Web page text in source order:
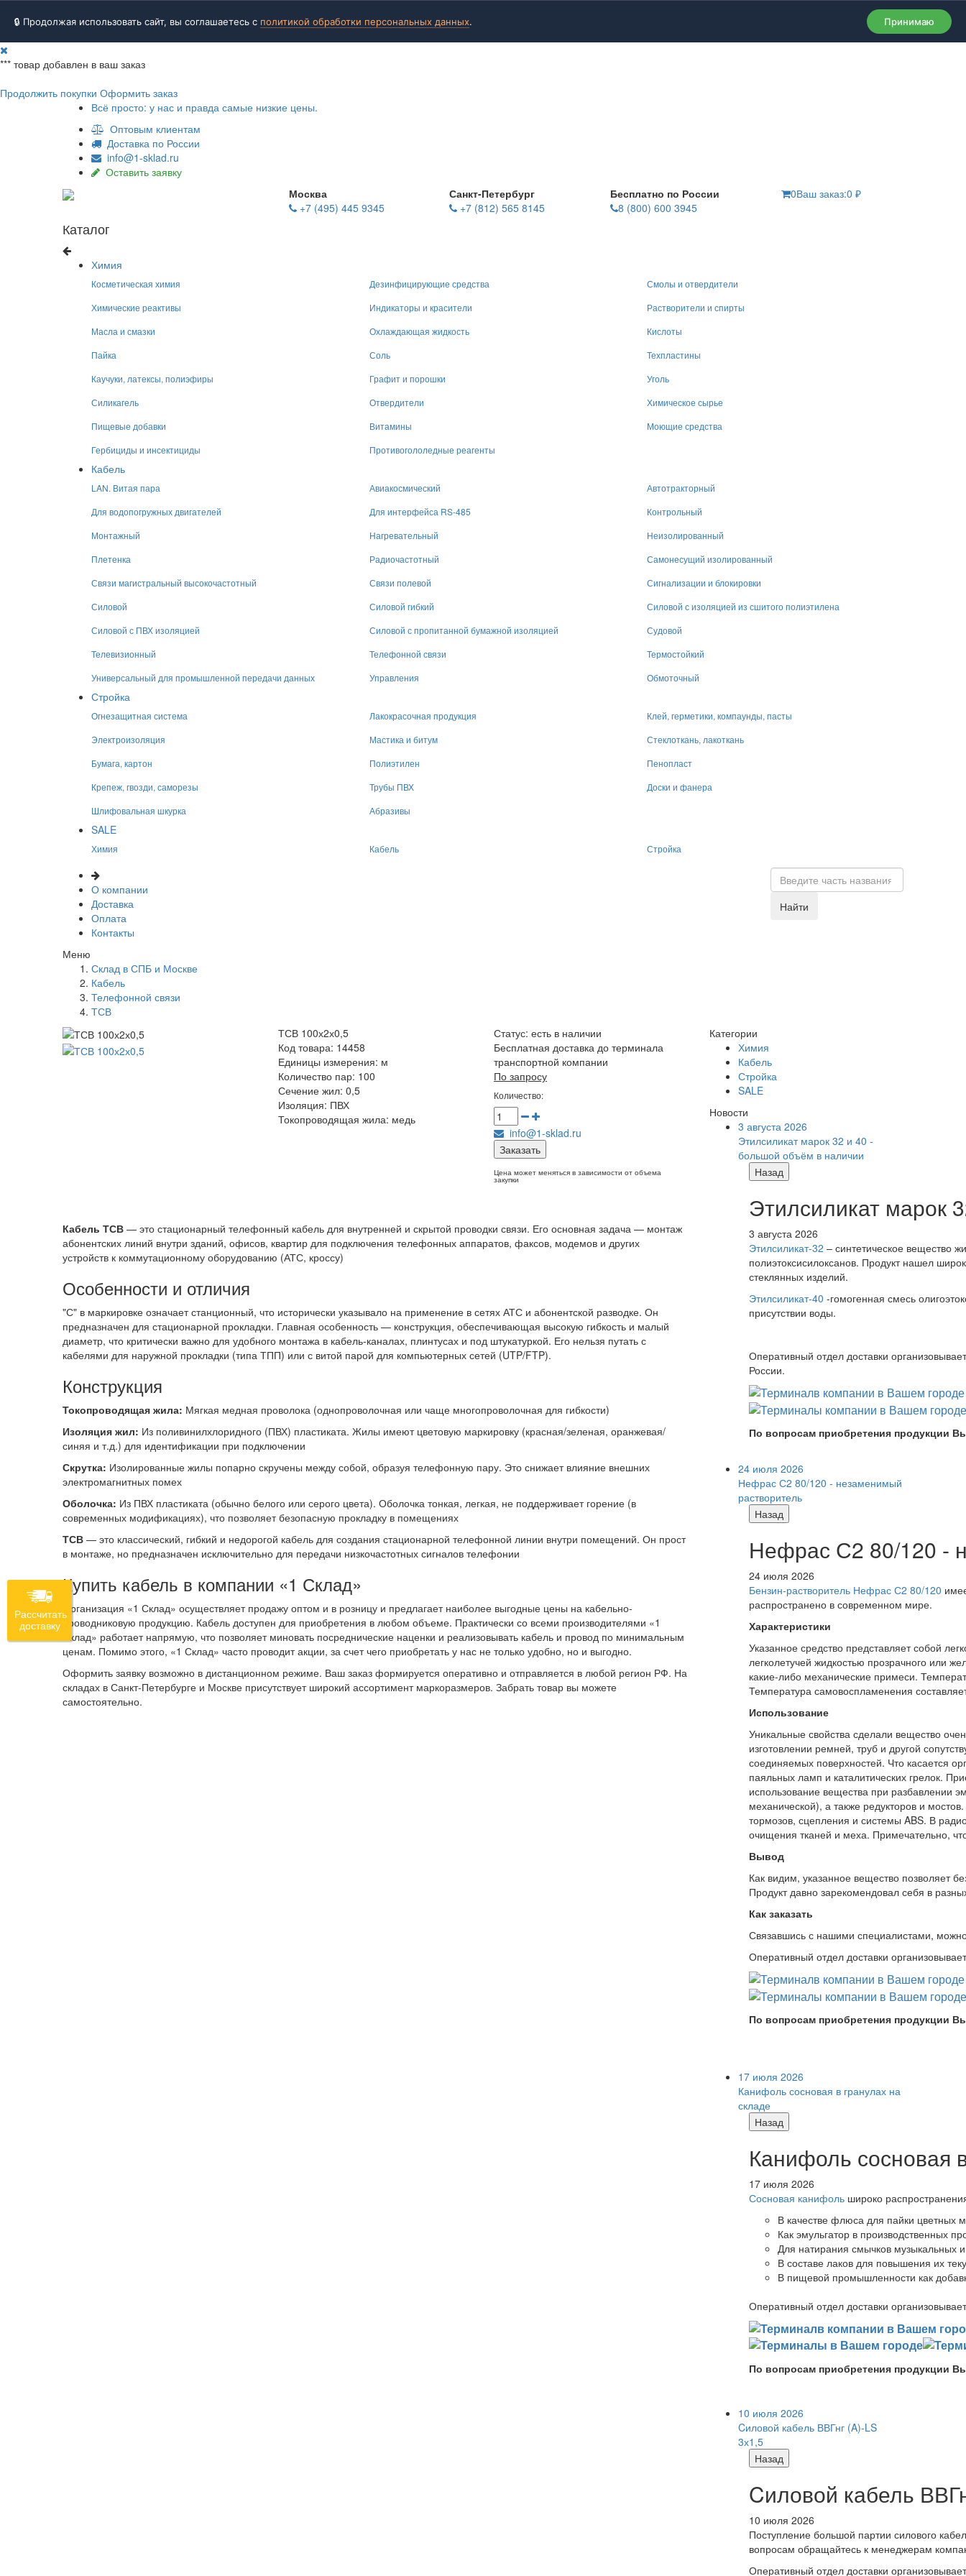
🔒 Продолжая использовать сайт, вы соглашаетесь с политикой обработки персональных данных. Принимаю
*** товар добавлен в ваш заказ
Продолжить покупки Оформить заказ
Всё просто: у нас и правда самые низкие цены.
Оптовым клиентам
Доставка по России
info@1-sklad.ru
Оставить заявку
Москва
+7 (495) 445 9345
Санкт-Петербург
+7 (812) 565 8145
Бесплатно по России
8 (800) 600 3945
0Ваш заказ:0 ₽
Каталог
Химия
Косметическая химия Дезинфицирующие средства
Смолы и отвердители
Химические реактивы
Индикаторы и красители
Растворители и спирты
Масла и смазки
Охлаждающая жидкость
Кислоты
Пайка
Соль
Техпластины
Каучуки, латексы, полиэфиры
Графит и порошки
Уголь
Силикагель
Отвердители
Химическое сырье
Пищевые добавки
Витамины
Моющие средства
Гербициды и инсектициды
Противогололедные реагенты
Кабель
LAN. Витая пара Авиакосмический
Автотракторный
Для водопогружных двигателей
Для интерфейса RS-485
Контрольный
Монтажный
Нагревательный
Неизолированный
Плетенка
Радиочастотный
Самонесущий изолированный
Связи магистральный высокочастотный
Связи полевой
Сигнализации и блокировки
Силовой
Силовой гибкий
Силовой с изоляцией из сшитого полиэтилена
Силовой с ПВХ изоляцией
Силовой с пропитанной бумажной изоляцией
Судовой
Телевизионный
Телефонной связи
Термостойкий
Универсальный для промышленной передачи данных
Управления Обмоточный
Стройка
Огнезащитная система Лакокрасочная продукция
Клей, герметики, компаунды, пасты
Электроизоляция
Мастика и битум
Стеклоткань, лакоткань
Бумага, картон
Полиэтилен
Пенопласт
Крепеж, гвозди, саморезы
Трубы ПВХ
Доски и фанера
Шлифовальная шкурка
Абразивы
SALE
Химия Кабель Стройка
О компании
Доставка
Оплата
Контакты
Найти
Меню
Склад в СПБ и Москве
Кабель
Телефонной связи
ТСВ
ТСВ 100х2х0,5
Код товара: 14458
Единицы измерения: м
Количество пар: 100
Сечение жил: 0,5
Изоляция: ПВХ
Токопроводящая жила: медь
Статус: есть в наличии
Бесплатная доставка до терминала
транспортной компании
По запросу
Количество:
info@1-sklad.ru
Заказать
Цена может меняться в зависимости от объема
закупки
Кабель ТСВ — это стационарный телефонный кабель для внутренней и скрытой проводки связи. Его основная задача — монтаж
абонентских линий внутри зданий, офисов, квартир для подключения телефонных аппаратов, факсов, модемов и других
устройств к коммутационному оборудованию (АТС, кроссу)
Особенности и отличия
"С" в маркировке означает станционный, что исторически указывало на применение в сетях АТС и абонентской разводке. Он
предназначен для стационарной прокладки. Главная особенность — конструкция, обеспечивающая высокую гибкость и малый
диаметр, что критически важно для удобного монтажа в кабель-каналах, плинтусах и под штукатуркой. Его нельзя путать с
кабелями для наружной прокладки (типа ТПП) или с витой парой для компьютерных сетей (UTP/FTP).
Конструкция
Токопроводящая жила: Мягкая медная проволока (однопроволочная или чаще многопроволочная для гибкости)
Изоляция жил: Из поливинилхлоридного (ПВХ) пластиката. Жилы имеют цветовую маркировку (красная/зеленая, оранжевая/
синяя и т.д.) для идентификации при подключении
Скрутка: Изолированные жилы попарно скручены между собой, образуя телефонную пару. Это снижает влияние внешних
электромагнитных помех
Оболочка: Из ПВХ пластиката (обычно белого или серого цвета). Оболочка тонкая, легкая, не поддерживает горение (в
современных модификациях), что позволяет безопасную прокладку в помещениях
ТСВ — это классический, гибкий и недорогой кабель для создания стационарной телефонной линии внутри помещений. Он прост
в монтаже, но предназначен исключительно для передачи низкочастотных сигналов телефонии
Купить кабель в компании «1 Склад»
Организация «1 Склад» осуществляет продажу оптом и в розницу и предлагает наиболее выгодные цены на кабельно-
проводниковую продукцию. Кабель доступен для приобретения в любом объеме. Практически со всеми производителями «1
Склад» работает напрямую, что позволяет миновать посреднические наценки и реализовывать кабель и провод по минимальным
ценам. Помимо этого, «1 Склад» часто проводит акции, за счет чего приобретать у нас не только удобно, но и выгодно.
Оформить заявку возможно в дистанционном режиме. Ваш заказ формируется оперативно и отправляется в любой регион РФ. На
складах в Санкт-Петербурге и Москве присутствует широкий ассортимент маркоразмеров. Забрать товар вы можете
самостоятельно.
Категории
Химия
Кабель
Стройка
SALE
Новости
3 августа 2026
Этилсиликат марок 32 и 40 -
большой объём в наличии
Назад
Этилсиликат марок
3 августа 2026
Этилсиликат-32 – синтетическое вещество
полиэтоксисилоксанов. Продукт нашел
стеклянных изделий.
Этилсиликат-40 -гомогенная смесь
присутствии воды.
Оперативный отдел доставки
России.
По вопросам приобретения продукции
24 июля 2026
Нефрас С2 80/120 - незаменимый
растворитель
Назад
Нефрас С2 80/120 -
24 июля 2026
Бензин-растворитель Нефрас С2 80/120
распространено в современном мире.
Характеристики
Указанное средство представляет собой
легколетучей жидкостью прозрачного или
какие-либо механические примеси.
Температура самовоспламенения
Использование
Уникальные свойства сделали вещество
изготовлении ремней, труб и другой
соединяемых поверхностей. Что касается
паяльных ламп и каталитических грелок.
использование вещества при разбавлении
механической), а также редукторов и
тормозов, сцепления и системы ABS. В
очищения тканей и меха. Примечательно,
Вывод
Как видим, указанное вещество позволяет
Продукт давно зарекомендовал себя в
Как заказать
Связавшись с нашими специалистами,
Оперативный отдел доставки
По вопросам приобретения продукции
17 июля 2026
Канифоль сосновая в гранулах на
складе
Назад
Канифоль сосновая
17 июля 2026
Сосновая канифоль широко
В качестве флюса для пайки цветных
Как эмульгатор в производственных
Для натирания смычков музыкальных
В составе лаков для повышения их
В пищевой промышленности как
Оперативный отдел доставки
По вопросам приобретения продукции
10 июля 2026
Cиловой кабель ВВГнг (A)-LS
3х1,5
Назад
Cиловой кабель
10 июля 2026
Поступление большой партии силового
вопросам обращайтесь к менеджерам
Оперативный отдел доставки
Рассчитать
доставку